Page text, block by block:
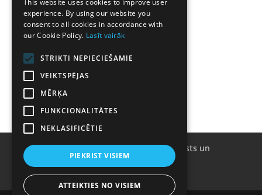
Sv: 9:30 – 15:00
Atrodi mūs Waze
Saziņai:
+371 25110011
info@dreilinustadi.lv
Kailsakņu rezervācijas procesa apraksts un
noteikumi.
Privātuma politika
Veikals
This website uses cookies to improve user
experience. By using our website you
consent to all cookies in accordance with
our Cookie Policy. Lasīt vairāk
STRIKTI NEPIECIEŠAMIE
VEIKTSPĒJAS
MĒRĶA
FUNKCIONALITĀTES
NEKLASIFICĒTIE
PIEKRIST VISIEM
ATTEIKTIES NO VISIEM